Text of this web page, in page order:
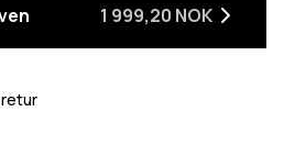
1 999,20 NOK